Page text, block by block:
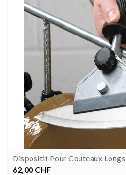
Dispositif Pour Couteaux Longs
Prezzo
62,00 CHF